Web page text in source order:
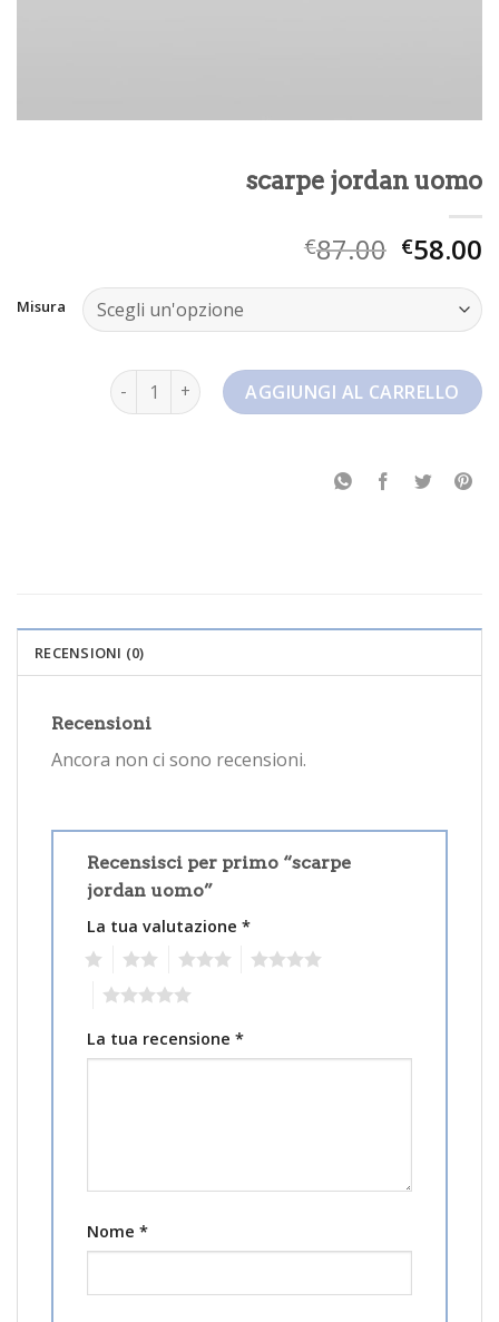
scarpe jordan uomo
€87.00 €58.00
Misura
scarpe jordan uomo quantitàAGGIUNGI AL CARRELLO
RECENSIONI (0)
Recensioni
Ancora non ci sono recensioni.
Recensisci per primo “scarpe
jordan uomo”
La tua valutazione *
La tua recensione *
Nome *